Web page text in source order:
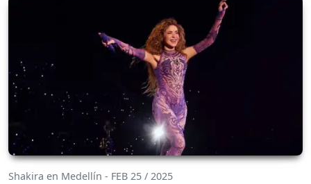
Shakira en Medellín - FEB 25 / 2025